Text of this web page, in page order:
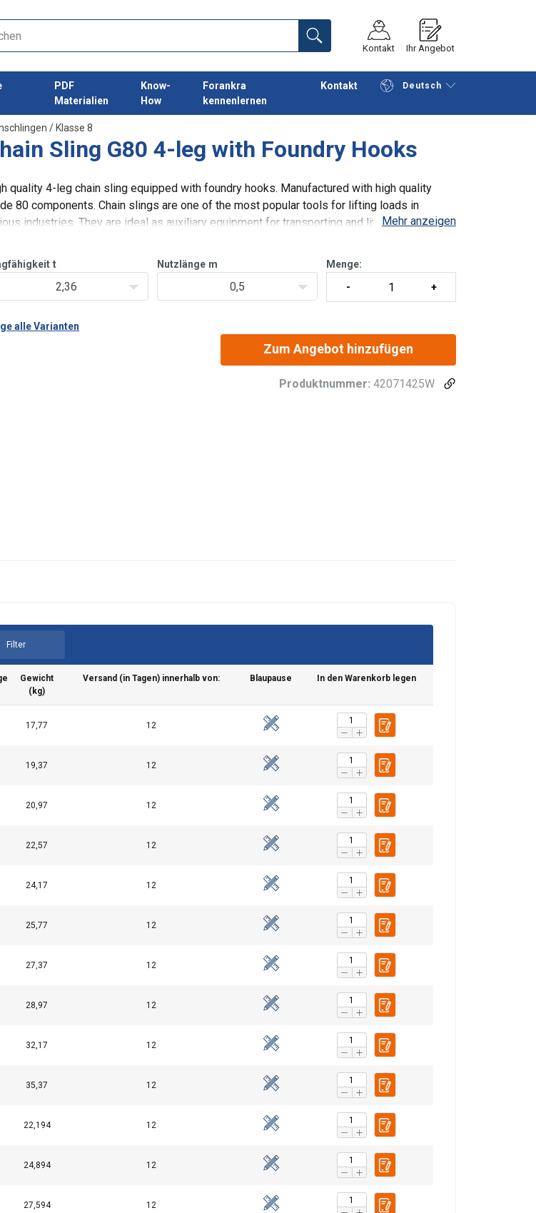
Kontakt Ihr Angebot
PDF
Materialien
Know-
How
Forankra
kennenlernen
Kontakt Deutsch
Fortfahren Anfrage senden
/ Klasse 8
Sling G80 4-leg with Foundry Hooks
quality 4-leg chain sling equipped with foundry hooks. Manufactured with high quality
80 components. Chain slings are one of the most popular tools for lifting loads in
industries. They are ideal as auxiliary equipment for transporting and lifting loads. All
Mehr anzeigen
t
2,36
Nutzlänge m
0,5
Menge:
alle Varianten
Zum Angebot hinzufügen
Produktnummer: 42071425W
Filter
Gewicht
(kg)
Versand (in Tagen) innerhalb von: Blaupause In den Warenkorb legen
17,77 12
19,37 12
20,97 12
22,57 12
24,17 12
25,77 12
27,37 12
28,97 12
32,17 12
35,37 12
22,194 12
24,894 12
27,594 12